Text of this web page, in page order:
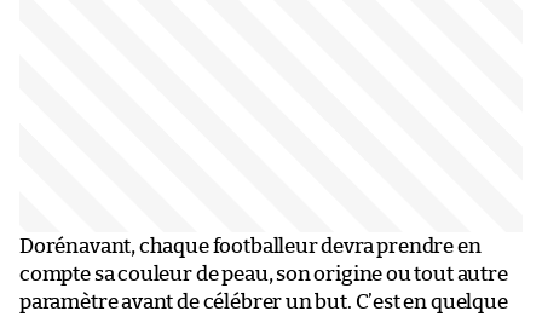
Dorénavant, chaque footballeur devra prendre en
compte sa couleur de peau, son origine ou tout autre
paramètre avant de célébrer un but. C’est en quelque